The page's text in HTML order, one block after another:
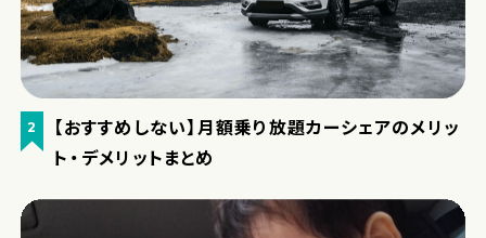
2
【おすすめしない】月額乗り放題カーシェアのメリッ
ト・デメリットまとめ